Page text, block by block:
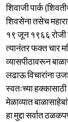
शिवाजी पार्क
शिवसेना तसेच
१९ जून १९६६ रोजी
त्यानंतर फक्त चार
व्यासपीठावरून
लढाऊ विचारांना
स्वतःच्या
मेळाव्यात
हा मुद्दा सर्वात